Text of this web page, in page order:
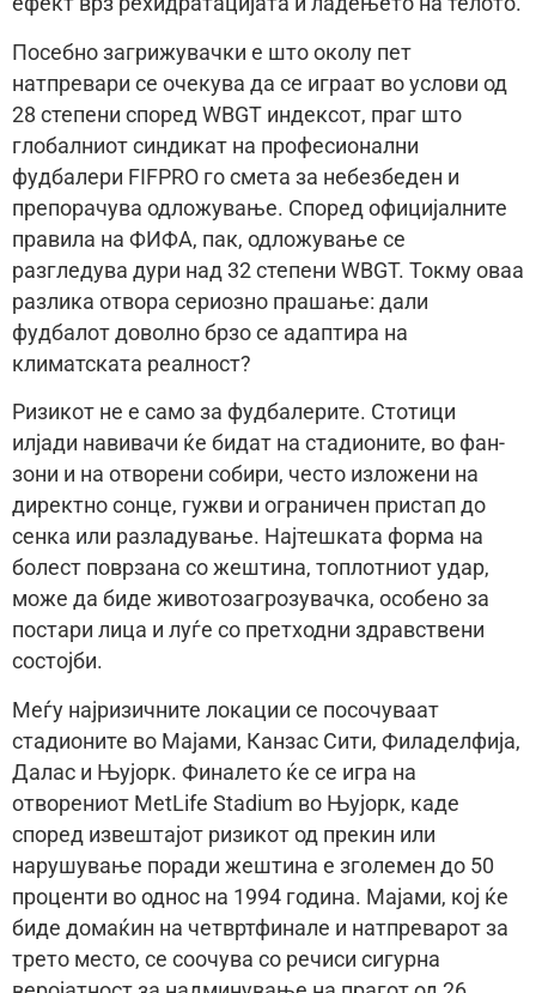
Посебно загрижувачки е што околу пет
натпревари се очекува да се играат во услови од
28 степени според WBGT индексот, праг што
глобалниот синдикат на професионални
фудбалери FIFPRO го смета за небезбеден и
препорачува одложување. Според официјалните
правила на ФИФА, пак, одложување се
разгледува дури над 32 степени WBGT. Токму оваа
разлика отвора сериозно прашање: дали
фудбалот доволно брзо се адаптира на
климатската реалност?
Ризикот не е само за фудбалерите. Стотици
илјади навивачи ќе бидат на стадионите, во фан-
зони и на отворени собири, често изложени на
директно сонце, гужви и ограничен пристап до
сенка или разладување. Најтешката форма на
болест поврзана со жештина, топлотниот удар,
може да биде животозагрозувачка, особено за
постари лица и луѓе со претходни здравствени
состојби.
Меѓу најризичните локации се посочуваат
стадионите во Мајами, Канзас Сити, Филаделфија,
Далас и Њујорк. Финалето ќе се игра на
отворениот MetLife Stadium во Њујорк, каде
според извештајот ризикот од прекин или
нарушување поради жештина е зголемен до 50
проценти во однос на 1994 година. Мајами, кој ќе
биде домаќин на четвртфинале и натпреварот за
трето место, се соочува со речиси сигурна